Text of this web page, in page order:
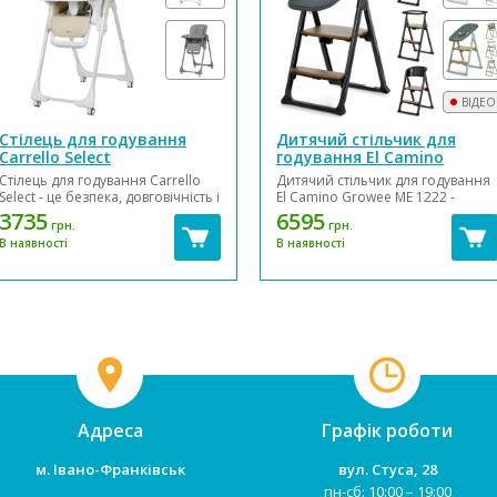
Стілець для годування
Carrello Select
Стілець для годування Carrello
Select - це безпека, довговічність і
простота в догляді. Основні
характеристики: Розмір у
розклад. вигляді, ДхШхВ
складеному вигляді, ДхШхВ
3735 грн.
В наявності
ВІДЕО
Дитячий стільчик для
годування El Camino
Growee ME 1222
Дитячий стільчик для годування
El Camino Growee ME 1222 -
багатофункціональний стільчик
4в1 від перших днів народження
дитини як шезлонг і до
Модель Growee ME 1222 легко
6595 грн.
В наявності
Адреса
м. Івано-Франківськ
Графік роботи
вул. Стуса, 28
пн-сб: 10:00 – 19:00